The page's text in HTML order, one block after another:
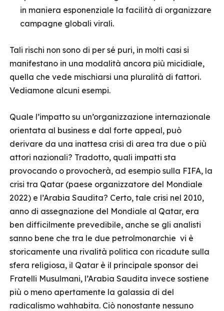
in maniera esponenziale la facilità di organizzare
campagne globali virali.
Tali rischi non sono di per sé puri, in molti casi si
manifestano in una modalità ancora più micidiale,
quella che vede mischiarsi una pluralità di fattori.
Vediamone alcuni esempi.
Quale l’impatto su un’organizzazione internazionale
orientata al business e dal forte appeal, può
derivare da una inattesa crisi di area tra due o più
attori nazionali? Tradotto, quali impatti sta
provocando o provocherà, ad esempio sulla FIFA, la
crisi tra Qatar (paese organizzatore del Mondiale
2022) e l’Arabia Saudita? Certo, tale crisi nel 2010,
anno di assegnazione del Mondiale al Qatar, era
ben difficilmente prevedibile, anche se gli analisti
sanno bene che tra le due petrolmonarchie vi è
storicamente una rivalità politica con ricadute sulla
sfera religiosa, il Qatar è il principale sponsor dei
Fratelli Musulmani, l’Arabia Saudita invece sostiene
più o meno apertamente la galassia di del
radicalismo wahhabita. Ciò nonostante nessuno